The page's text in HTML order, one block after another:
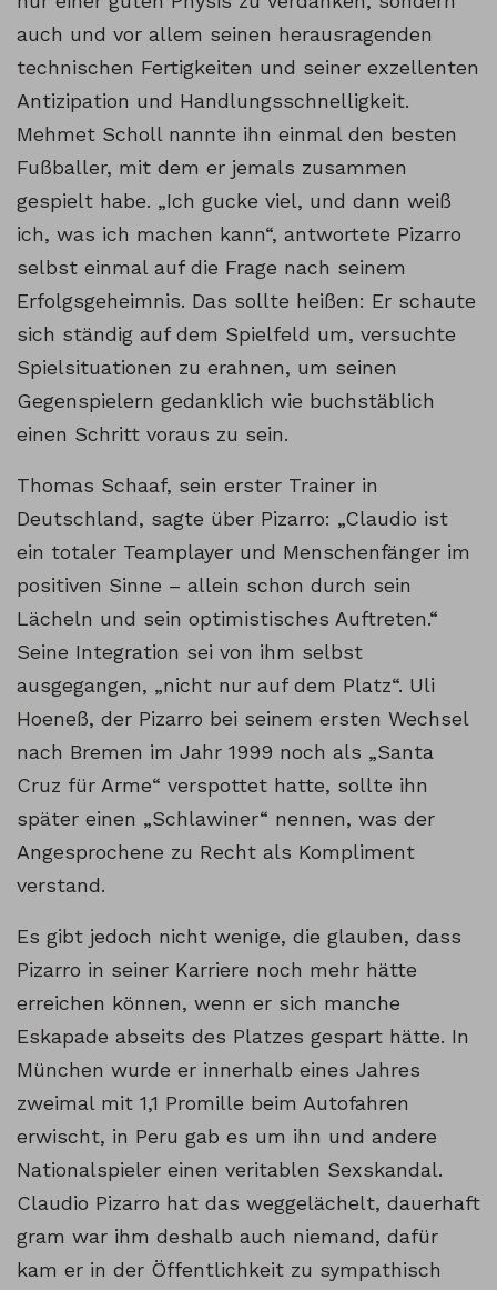
auch und vor allem seinen herausragenden
technischen Fertigkeiten und seiner exzellenten
Antizipation und Handlungsschnelligkeit.
Mehmet Scholl nannte ihn einmal den besten
Fußballer, mit dem er jemals zusammen
gespielt habe. „Ich gucke viel, und dann weiß
ich, was ich machen kann“, antwortete Pizarro
selbst einmal auf die Frage nach seinem
Erfolgsgeheimnis. Das sollte heißen: Er schaute
sich ständig auf dem Spielfeld um, versuchte
Spielsituationen zu erahnen, um seinen
Gegenspielern gedanklich wie buchstäblich
einen Schritt voraus zu sein.
Thomas Schaaf, sein erster Trainer in
Deutschland, sagte über Pizarro: „Claudio ist
ein totaler Teamplayer und Menschenfänger im
positiven Sinne – allein schon durch sein
Lächeln und sein optimistisches Auftreten.“
Seine Integration sei von ihm selbst
ausgegangen, „nicht nur auf dem Platz“. Uli
Hoeneß, der Pizarro bei seinem ersten Wechsel
nach Bremen im Jahr 1999 noch als „Santa
Cruz für Arme“ verspottet hatte, sollte ihn
später einen „Schlawiner“ nennen, was der
Angesprochene zu Recht als Kompliment
verstand.
Es gibt jedoch nicht wenige, die glauben, dass
Pizarro in seiner Karriere noch mehr hätte
erreichen können, wenn er sich manche
Eskapade abseits des Platzes gespart hätte. In
München wurde er innerhalb eines Jahres
zweimal mit 1,1 Promille beim Autofahren
erwischt, in Peru gab es um ihn und andere
Nationalspieler einen veritablen Sexskandal.
Claudio Pizarro hat das weggelächelt, dauerhaft
gram war ihm deshalb auch niemand, dafür
kam er in der Öffentlichkeit zu sympathisch